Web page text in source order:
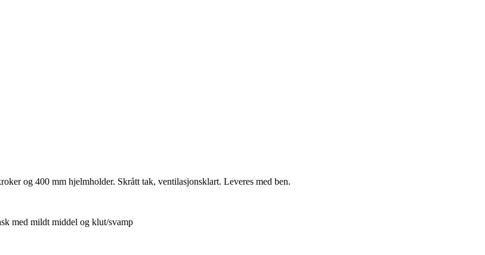
og 400 mm hjelmholder. Skrått tak, ventilasjonsklart. Leveres med ben.
med mildt middel og klut/svamp